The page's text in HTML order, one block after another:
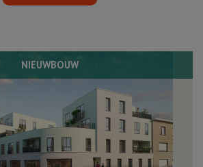
NIEUWBOUW